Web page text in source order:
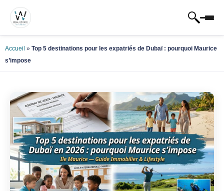
Accueil » Top 5 destinations pour les expatriés de Dubaï : pourquoi Maurice
s’impose